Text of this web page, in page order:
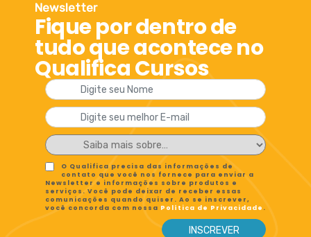
Newsletter
Fique por dentro de
tudo que acontece no
Qualifica Cursos
O Qualifica precisa das informações de
contato que você nos fornece para enviar a
Newsletter e informações sobre produtos e
serviços. Você pode deixar de receber essas
comunicações quando quiser. Ao se inscrever,
você concorda com nossa Política de Privacidade .